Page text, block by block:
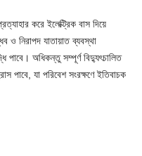
করে ইলেক্ট্রিক বাস দিয়ে
ও নিরাপদ যাতায়াত ব্যবস্থা
পাবে। অধিকন্তু সম্পূর্ণ বিদ্যুৎচালিত
পাবে, যা পরিবেশ সংরক্ষণে ইতিবাচক